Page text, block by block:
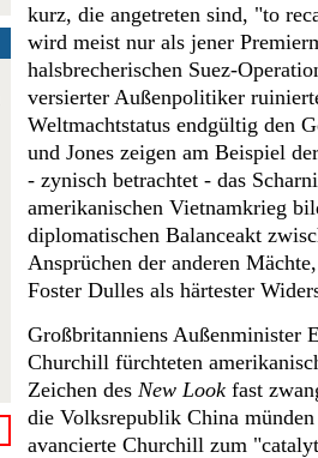
kurz, die angetreten sind, "to
wird meist nur als jener
halsbrecherischen Suez-
versierter Außenpolitiker
Weltmachtstatus endgültig den
und Jones zeigen am Beispiel
- zynisch betrachtet - das
amerikanischen Vietnamkrieg
diplomatischen Balanceakt
Ansprüchen der anderen
Foster Dulles als härtester
Großbritanniens Außenminister
Churchill fürchteten
Zeichen des New Look fast
die Volksrepublik China
avancierte Churchill zum